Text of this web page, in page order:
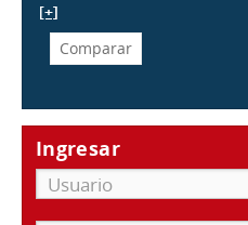
[+]
Ingresar